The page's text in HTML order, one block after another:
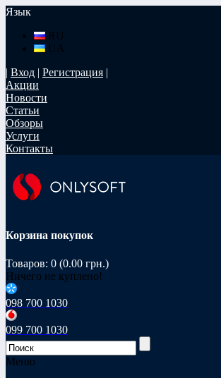
Язык
RU
UA
| Вход | Регистрация |
Акции
Новости
Статьи
Обзоры
Услуги
Контакты
Корзина покупок
Товаров: 0 (0.00 грн.)
Ничего не куплено!
098 700 1030
099 700 1030
Меню